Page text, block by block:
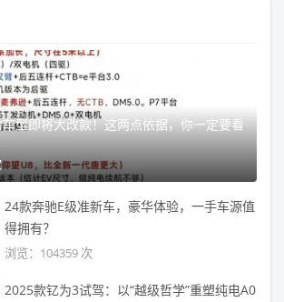
型即将大改款！这两点依据，你一定要看
24款奔驰E级准新车，豪华体验，一手车源值
得拥有？
浏览：104359 次
2025款钇为3试驾：以“越级哲学”重塑纯电A0